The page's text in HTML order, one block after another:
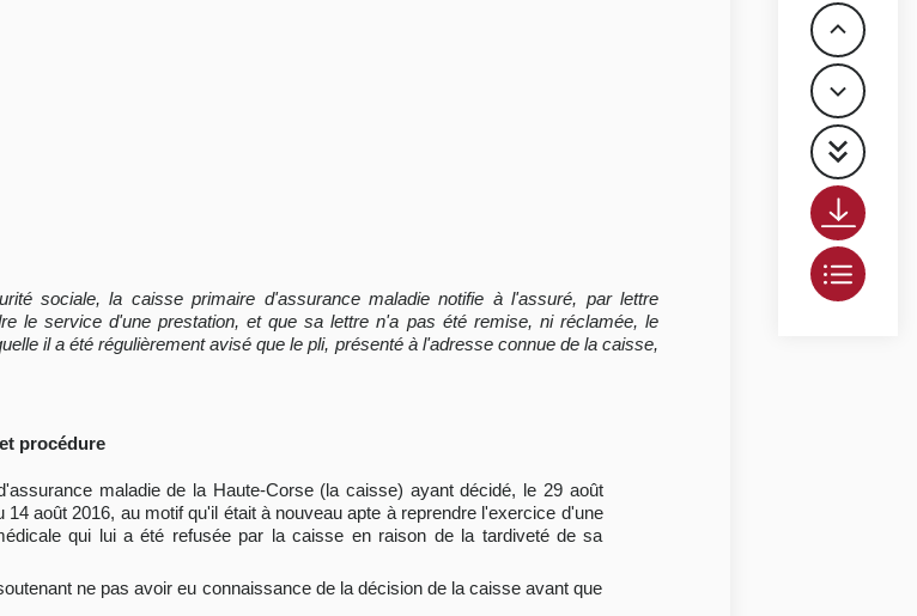
sociale, la caisse primaire d'assurance maladie notifie à l'assuré, par lettre
le service d'une prestation, et que sa lettre n'a pas été remise, ni réclamée, le
il a été régulièrement avisé que le pli, présenté à l'adresse connue de la caisse,
procédure
maladie de la Haute-Corse (la caisse) ayant décidé, le 29 août
août 2016, au motif qu'il était à nouveau apte à reprendre l'exercice d'une
qui lui a été refusée par la caisse en raison de la tardiveté de sa
ne pas avoir eu connaissance de la décision de la caisse avant que